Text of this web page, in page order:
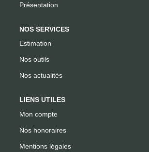
Présentation
NOS SERVICES
Estimation
Nos outils
Nos actualités
LIENS UTILES
Mon compte
Nos honoraires
Mentions légales